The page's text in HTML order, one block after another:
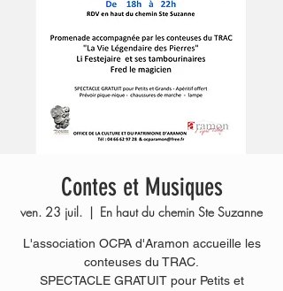
Contes et Musiques
ven. 23 juil.
  |
En haut du chemin Ste Suzanne
L'association OCPA d'Aramon accueille les
conteuses du TRAC.
SPECTACLE GRATUIT pour Petits et